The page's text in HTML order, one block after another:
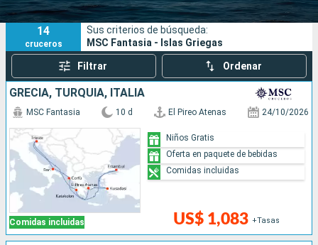
Puertos Compañías
Buscar
14
cruceros
Sus criterios de búsqueda:
MSC Fantasia - Islas Griegas
Filtrar Ordenar
GRECIA, TURQUÍA, ITALIA
Comidas incluidas
MSC Fantasia 10 d El Pireo Atenas 24/10/2026
US$ 1,083 +Tasas
Niños Gratis
Oferta en paquete de bebidas
Comidas incluidas